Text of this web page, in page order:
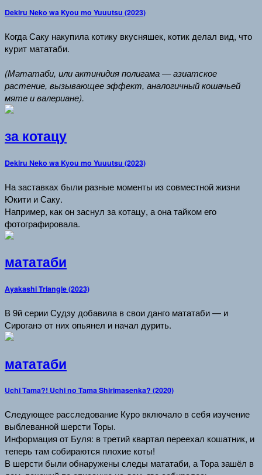
Dekiru Neko wa Kyou mo Yuuutsu (2023)
Когда Саку накупила котику вкусняшек, котик делал вид, что
курит мататаби.
(Мататаби, или актинидия полигама — азиатское
растение, вызывающее эффект, аналогичный кошачьей
мяте и валериане).
за котацу
Dekiru Neko wa Kyou mo Yuuutsu (2023)
На заставках были разные моменты из совместной жизни
Юкити и Саку.
Например, как он заснул за котацу, а она тайком его
фотографировала.
мататаби
Ayakashi Triangle (2023)
В 9й серии Судзу добавила в свои данго мататаби — и
Сироганэ от них опьянел и начал дурить.
мататаби
Uchi Tama?! Uchi no Tama Shirimasenka? (2020)
Следующее расследование Куро включало в себя изучение
выблеванной шерсти Торы.
Информация от Буля: в третий квартал переехал кошатник, и
теперь там собираются плохие коты!
В шерсти были обнаружены следы мататаби, а Тора зашёл в